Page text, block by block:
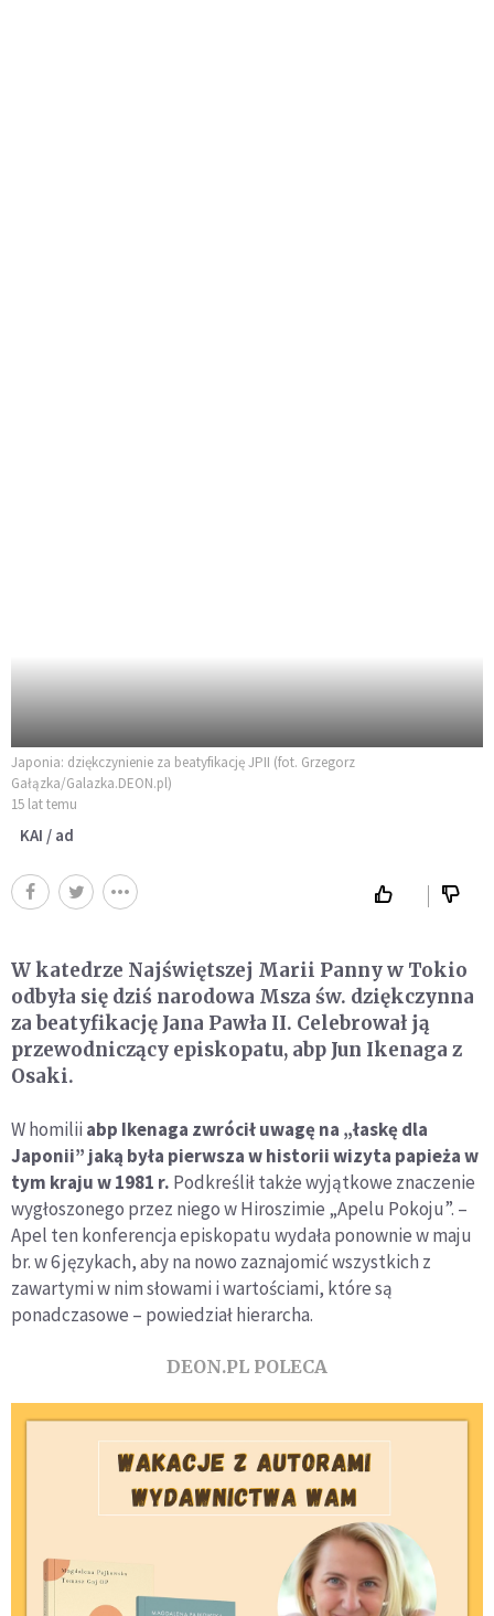
Japonia: dziękczynienie za beatyfikację JPII (fot. Grzegorz
Gałązka/Galazka.DEON.pl)
15 lat temu
KAI / ad
W katedrze Najświętszej Marii Panny w Tokio
odbyła się dziś narodowa Msza św. dziękczynna
za beatyfikację Jana Pawła II. Celebrował ją
przewodniczący episkopatu, abp Jun Ikenaga z
Osaki.
W homilii abp Ikenaga zwrócił uwagę na „łaskę dla
Japonii” jaką była pierwsza w historii wizyta papieża w
tym kraju w 1981 r. Podkreślił także wyjątkowe znaczenie
wygłoszonego przez niego w Hiroszimie „Apelu Pokoju”. –
Apel ten konferencja episkopatu wydała ponownie w maju
br. w 6 językach, aby na nowo zaznajomić wszystkich z
zawartymi w nim słowami i wartościami, które są
ponadczasowe – powiedział hierarcha.
DEON.PL POLECA